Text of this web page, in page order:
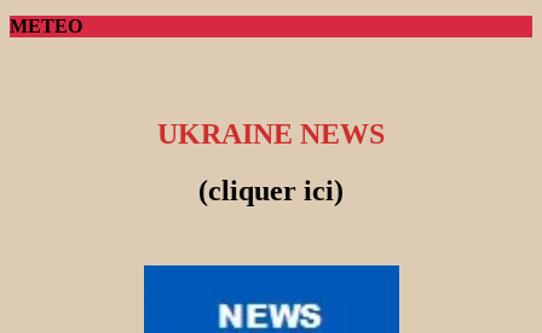
METEO
UKRAINE NEWS
(cliquer ici)